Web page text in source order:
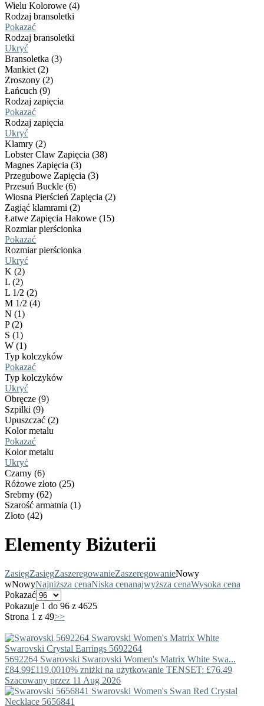
Wielu Kolorowe (4)
Rodzaj bransoletki
Pokazać
Rodzaj bransoletki
Ukryć
Bransoletka (3)
Mankiet (2)
Zroszony (2)
Łańcuch (9)
Rodzaj zapięcia
Pokazać
Rodzaj zapięcia
Ukryć
Klamry (2)
Lobster Claw Zapięcia (38)
Magnes Zapięcia (3)
Przegubowe Zapięcia (3)
Przesuń Buckle (6)
Wiosna Pierścień Zapięcia (2)
Zagiąć klamrami (2)
Łatwe Zapięcia Hakowe (15)
Rozmiar pierścionka
Pokazać
Rozmiar pierścionka
Ukryć
K (2)
L (2)
L 1/2 (2)
M 1/2 (4)
N (1)
P (2)
S (1)
W (1)
Typ kolczyków
Pokazać
Typ kolczyków
Ukryć
Obręcze (9)
Szpilki (9)
Upuszczać (2)
Kolor metalu
Pokazać
Kolor metalu
Ukryć
Czarny (6)
Różowe złoto (25)
Srebrny (62)
Szarość armatnia (1)
Złoto (42)
Elementy Biżuterii
ZasięgZasięgZaszeregowanieZaszeregowanieNowy
wNowyNajniższa cenaNiska cenanajwyższa cenaWysoka cena
Pokazać
Pokazuje 1 do 96 z 4625
Strona 1 z 49>>
5692264 Swarovski Swarovski Women's Matrix White Swa...
£84.99£119.0010% zniżki na użytkowanie TENSET: £76.49
Szacowany przez 11 Aug 2026